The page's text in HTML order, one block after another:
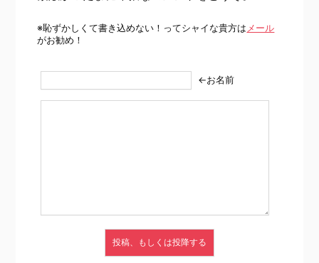
※恥ずかしくて書き込めない！ってシャイな貴方は メール
がお勧め！
←お名前